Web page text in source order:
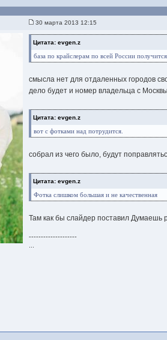
30 марта 2013 12:15
Цитата: evgen.z
база по крайслерам по всей России
смысла нет для отдаленных городов
дело будет и номер владельца с
Цитата: evgen.z
вот с фотками над потрудится.
собрал из чего было, будут
Цитата: evgen.z
Фотка слишком большая и не качественная
Там как бы слайдер поставил
--------------------